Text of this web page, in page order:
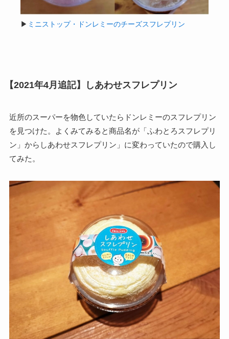
▶ ミニストップ・ドンレミーのチーズスフレプリン
【2021年4月追記】しあわせスフレプリン
近所のスーパーを物色していたらドンレミーのスフレプリン
を見つけた。よくみてみると商品名が「ふわとろスフレプリ
ン」からしあわせスフレプリン」に変わっていたので購入し
てみた。